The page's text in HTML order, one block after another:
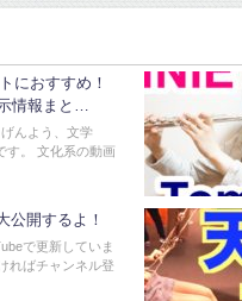
におすすめ！
情報まと…
んよう、文学
す。 文化系の動画
公開するよ！
で更新していま
ればチャンネル登